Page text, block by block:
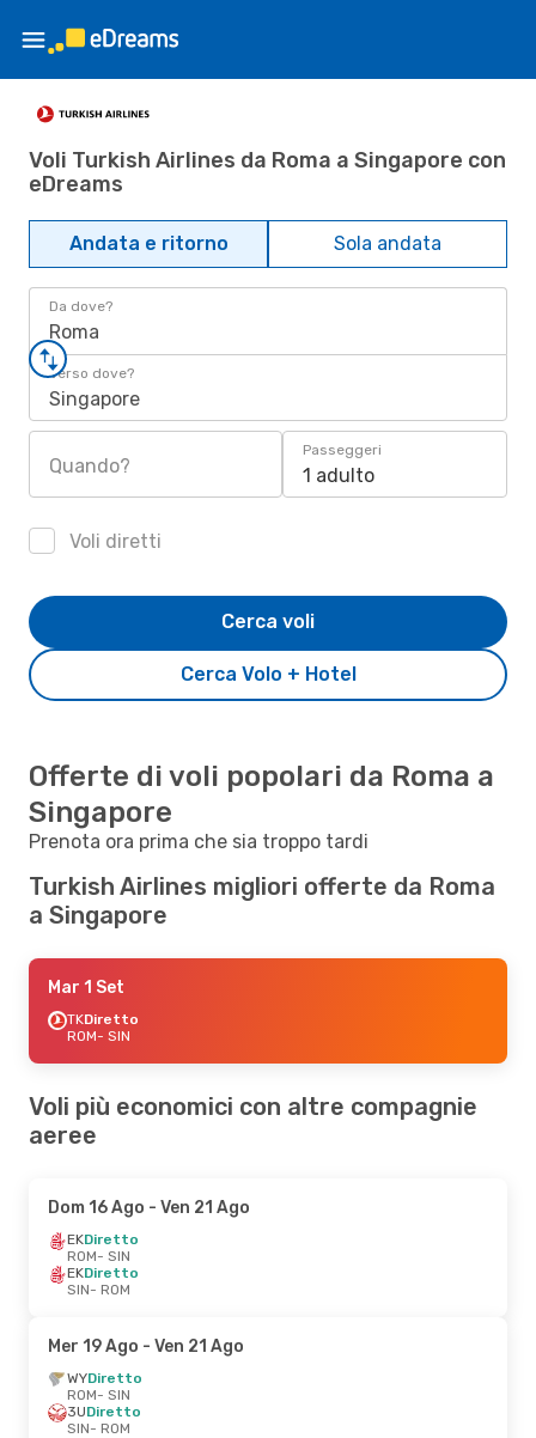
Voli Turkish Airlines da Roma a Singapore con
eDreams
Andata e ritorno Sola andata
Da dove?
Roma
Verso dove?
Singapore
Quando?
Passeggeri
1 adulto
Voli diretti
Cerca Volo + Hotel
Cerca voli
Offerte di voli popolari da Roma a
Singapore
Prenota ora prima che sia troppo tardi
Turkish Airlines migliori offerte da Roma
a Singapore
Mar 1 Set
TKDiretto
ROM- SIN
Voli più economici con altre compagnie
aeree
Dom 16 Ago - Ven 21 Ago
EKDiretto
ROM- SIN
EKDiretto
SIN- ROM
Mer 19 Ago - Ven 21 Ago
WYDiretto
ROM- SIN
3UDiretto
SIN- ROM